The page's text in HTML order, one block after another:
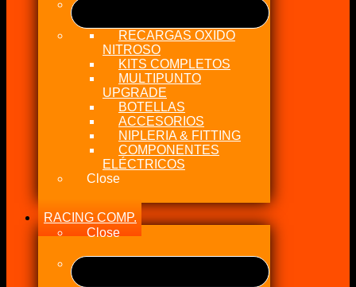
RECARGAS OXIDO
NITROSO
KITS COMPLETOS
MULTIPUNTO
UPGRADE
BOTELLAS
ACCESORIOS
NIPLERIA & FITTING
COMPONENTES
ELÉCTRICOS
Close
RACING COMP.
Close